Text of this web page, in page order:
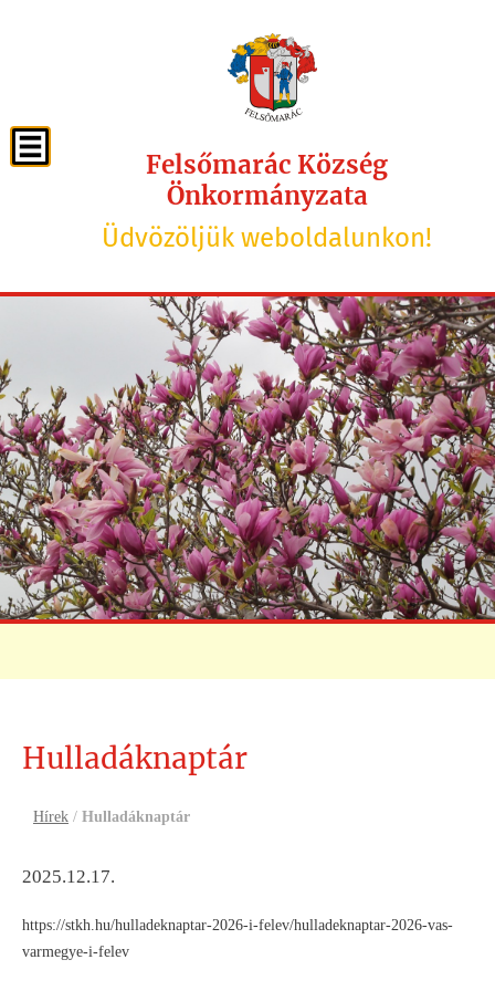
Felsőmarác Község
Önkormányzata
Üdvözöljük weboldalunkon!
Hulladáknaptár
Hírek / Hulladáknaptár
2025.12.17.
https://stkh.hu/hulladeknaptar-2026-i-felev/hulladeknaptar-2026-vas-
varmegye-i-felev